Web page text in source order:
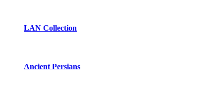
LAN Collection
Ancient Persians